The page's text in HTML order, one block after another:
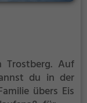
Auf
du in der
übers Eis